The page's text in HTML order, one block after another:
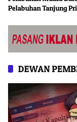
Pelabuhan Tanjung
Bersama Masyarakat
DEWAN